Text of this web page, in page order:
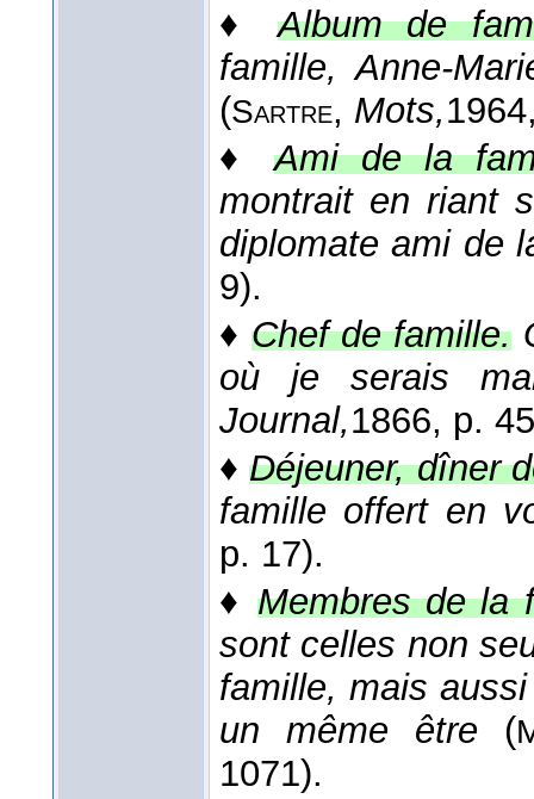
♦Album de
famille, Anne-
(Sartre, Mots,1964
♦Ami de la
montrait en riant
diplomate ami de
9).
♦ Chef de famille.
où je serais
Journal,1866, p.
♦Déjeuner, dîner
famille offert en
p. 17).
♦ Membres de la
sont celles non
famille, mais
un même être (
1071).